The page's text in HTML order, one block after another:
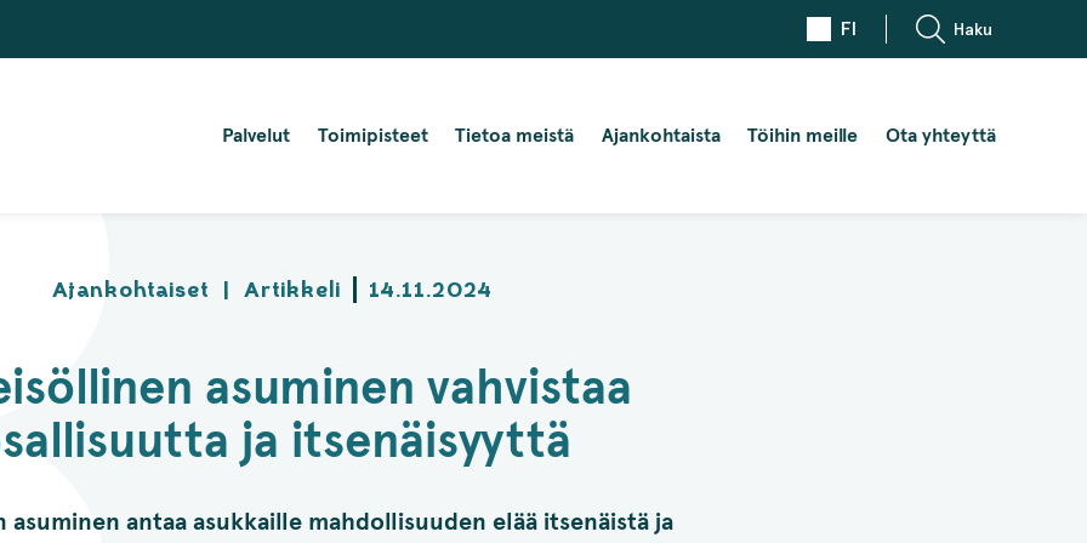
FI Haku
Palvelut Toimipisteet Tietoa meistä Ajankohtaista Töihin meille Ota yhteyttä
Ajankohtaiset | Artikkeli 14.11.2024
asuminen vahvistaa
ja itsenäisyyttä
asuminen antaa asukkaille mahdollisuuden elää itsenäistä ja